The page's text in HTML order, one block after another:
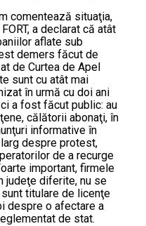
comentează situaţia,
a declarat că atât
aflate sub
demers făcut de
de Curtea de Apel
sunt cu atât mai
în urmă cu doi ani
a fost făcut public: au
călătorii abonaţi, în
informative în
despre protest,
de a recurge
important, firmele
judeţe diferite, nu se
titulare de licenţe
despre o afectare a
de stat.